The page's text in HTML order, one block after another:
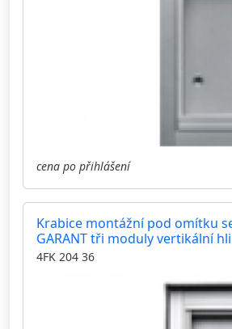
cena po přihlášení
Krabice montážní pod omítku
GARANT tři moduly vertikální
4FK 204 36